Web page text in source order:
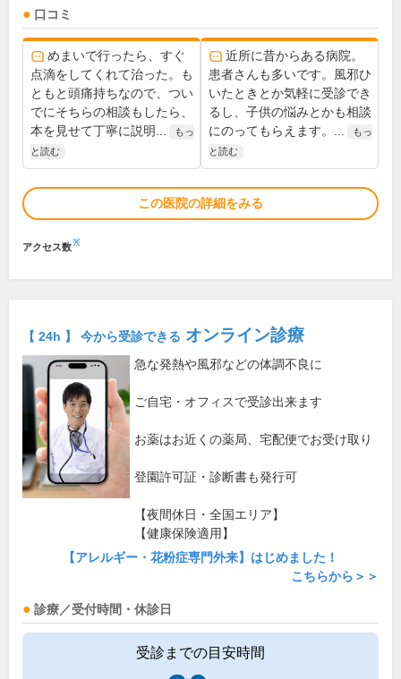
口コミ
めまいで行ったら、すぐ
点滴をしてくれて治った。も
ともと頭痛持ちなので、つい
でにそちらの相談もしたら、
本を見せて丁寧に説明...
もっ
と読む
近所に昔からある病院。
患者さんも多いです。風邪ひ
いたときとか気軽に受診でき
るし、子供の悩みとかも相談
にのってもらえます。...
もっ
と読む
この医院の詳細をみる
アクセス数※
【 24h 】 今から受診できる オンライン診療
急な発熱や風邪などの体調不良に
ご自宅・オフィスで受診出来ます
お薬はお近くの薬局、宅配便でお受け取り
登園許可証・診断書も発行可
【夜間休日・全国エリア】
【健康保険適用】
【アレルギー・花粉症専門外来】はじめました！
こちらから＞＞
診療／受付時間・休診日
受診までの目安時間